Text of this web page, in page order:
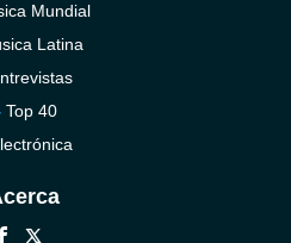
Mundial
Latina
Top 40